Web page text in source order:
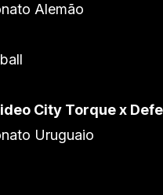
Alemão
City Torque x
Uruguaio